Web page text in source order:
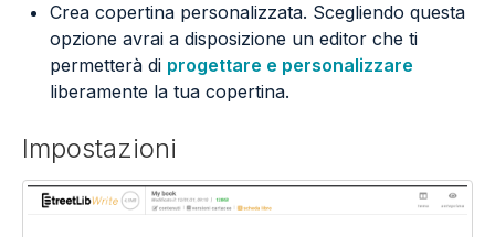
Crea copertina personalizzata. Scegliendo questa
opzione avrai a disposizione un editor che ti
permetterà di progettare e personalizzare
liberamente la tua copertina.
Impostazioni